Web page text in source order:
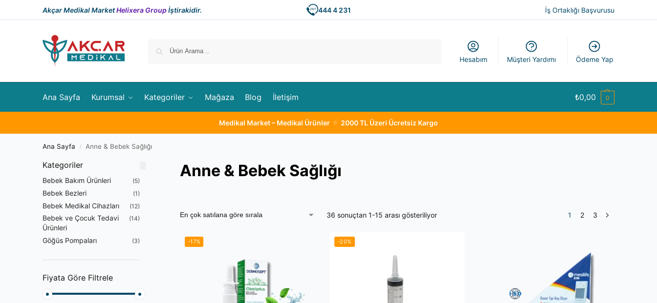
Akçar Medikal MarketHelixera Groupİştirakidir. 444 4 231 İş Ortaklığı Başvurusu
Hesabım Müşteri Yardımı Ödeme Yap
Ana Sayfa Kurumsal Kategoriler Mağaza Blog İletişim ₺0,00 0
Medikal Market – Medikal Ürünler 2000 TL Üzeri Ücretsiz Kargo
Ana Sayfa / Anne & Bebek Sağlığı
Anne & Bebek Sağlığı
36 sonuçtan 1-15 arası gösteriliyor 1 2 3
-17% -20%
Kategoriler
Bebek Bakım Ürünleri (5)
Bebek Bezleri (1)
Bebek Medikal Cihazları (12)
Bebek ve Çocuk Tedavi
Ürünleri
(14)
Göğüs Pompaları (3)
Fiyata Göre Filtrele